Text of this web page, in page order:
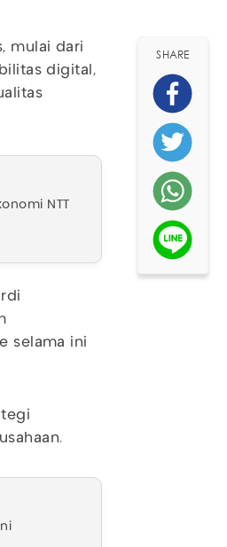
mulai dari
digital,
NTT
selama ini
SHARE